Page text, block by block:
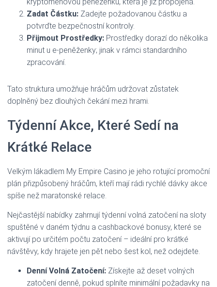
Zadat Částku: Zadejte požadovanou částku a
potvrďte bezpečnostní kontroly.
Přijmout Prostředky: Prostředky dorazí do několika
minut u e‑peněženky; jinak v rámci standardního
zpracování.
Tato struktura umožňuje hráčům udržovat zůstatek
doplněný bez dlouhých čekání mezi hrami.
Týdenní Akce, Které Sedí na
Krátké Relace
Velkým lákadlem My Empire Casino je jeho rotující promoční
plán přizpůsobený hráčům, kteří mají rádi rychlé dávky akce
spíše než maratonské relace.
Nejčastější nabídky zahrnují týdenní volná zatočení na sloty
spuštěné v daném týdnu a cashbackové bonusy, které se
aktivují po určitém počtu zatočení – ideální pro krátké
návštěvy, kdy hrajete jen pět nebo šest kol, než odejdete.
Denní Volná Zatočení: Získejte až deset volných
zatočení denně, pokud splníte minimální požadavky na